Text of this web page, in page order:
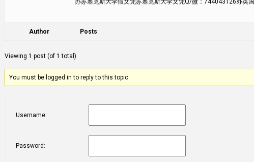
Author Posts
Viewing 1 post (of 1 total)
You must be logged in to reply to this topic.
Username:
Password: